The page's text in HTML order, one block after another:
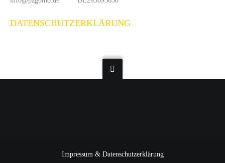
DATENSCHUTZERKLÄRUNG
Impressum & Datenschutzerklärung